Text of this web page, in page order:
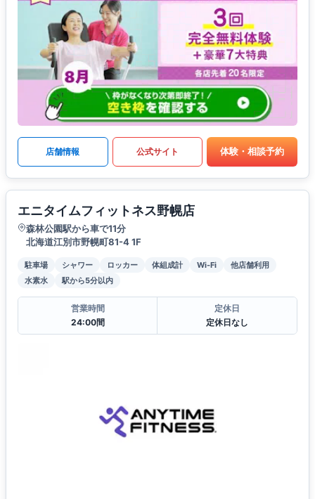
店舗情報 公式サイト 体験・相談予約
エニタイムフィットネス野幌店
森林公園駅から車で11分
北海道江別市野幌町81-4 1F
駐車場 シャワー ロッカー 体組成計 Wi-Fi
他店舗利用
水素水
駅から5分以内
営業時間
24:00間
定休日
定休日なし